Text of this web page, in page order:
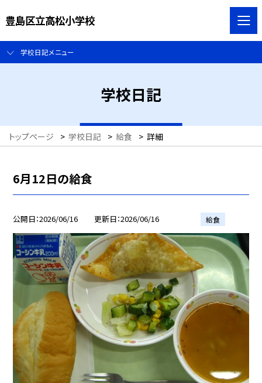
豊島区立高松小学校
学校日記メニュー
学校日記
トップページ > 学校日記 > 給食 > 詳細
6月12日の給食
公開日 2026/06/16 更新日 2026/06/16 給食